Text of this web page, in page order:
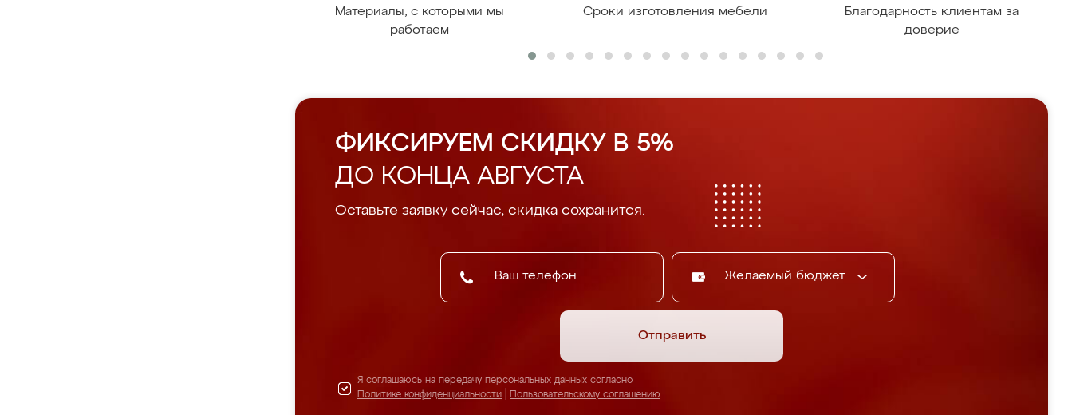
Материалы, с которыми мы
работаем
Сроки изготовления мебели
Благодарность клиентам за
доверие
ФИКСИРУЕМ СКИДКУ В 5%
ДО КОНЦА АВГУСТА
Оставьте заявку сейчас, скидка сохранится.
Желаемый бюджет
Отправить
Я соглашаюсь на передачу персональных данных согласно
Политике конфиденциальности
Пользовательскому соглашению